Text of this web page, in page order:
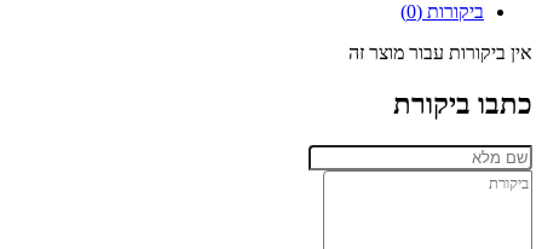
ביקורות (0)
אין ביקורות עבור מוצר זה
כתבו ביקורת